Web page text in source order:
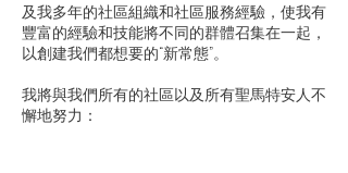
及我多年的社區組織和社區服務經驗，使我有
豐富的經驗和技能將不同的群體召集在一起，
以創建我們都想要的“新常態”。
我將與我們所有的社區以及所有聖馬特安人不
懈地努力：